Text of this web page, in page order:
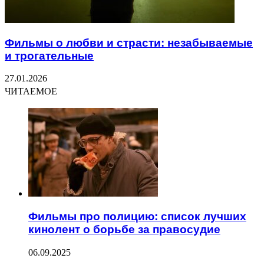
Фильмы о любви и страсти: незабываемые
и трогательные
27.01.2026
ЧИТАЕМОЕ
Фильмы про полицию: список лучших
кинолент о борьбе за правосудие
06.09.2025